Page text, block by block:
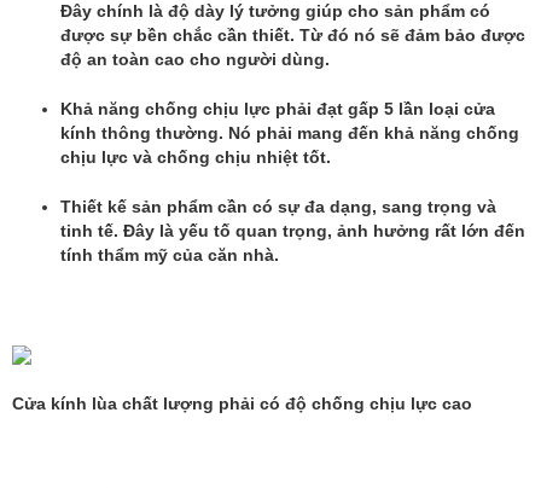
Đây chính là độ dày lý tưởng giúp cho sản phẩm có
được sự bền chắc cần thiết. Từ đó nó sẽ đảm bảo được
độ an toàn cao cho người dùng.
Khả năng chống chịu lực phải đạt gấp 5 lần loại cửa
kính thông thường. Nó phải mang đến khả năng chống
chịu lực và chống chịu nhiệt tốt.
Thiết kế sản phẩm cần có sự đa dạng, sang trọng và
tinh tế. Đây là yếu tố quan trọng, ảnh hưởng rất lớn đến
tính thẩm mỹ của căn nhà.
Cửa kính lùa chất lượng phải có độ chống chịu lực cao